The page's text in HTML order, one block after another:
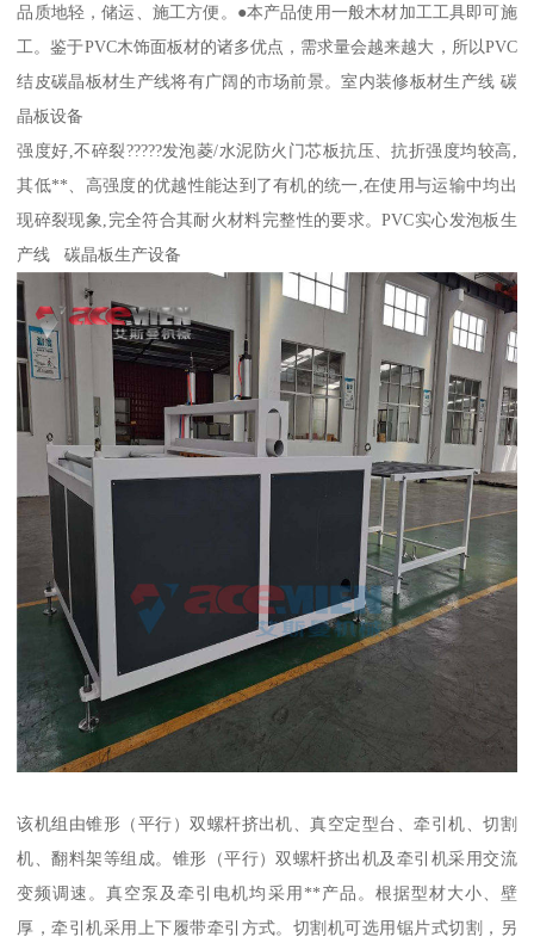
品质地轻，储运、施工方便。●本产品使用一般木材加工工具即可施
工。鉴于PVC木饰面板材的诸多优点，需求量会越来越大，所以PVC
结皮碳晶板材生产线将有广阔的市场前景。室内装修板材生产线 碳
晶板设备
强度好,不碎裂?????发泡菱/水泥防火门芯板抗压、抗折强度均较高,
其低**、高强度的优越性能达到了有机的统一,在使用与运输中均出
现碎裂现象,完全符合其耐火材料完整性的要求。PVC实心发泡板生
产线 碳晶板生产设备
该机组由锥形（平行）双螺杆挤出机、真空定型台、牵引机、切割
机、翻料架等组成。锥形（平行）双螺杆挤出机及牵引机采用交流
变频调速。真空泵及牵引电机均采用**产品。根据型材大小、壁
厚，牵引机采用上下履带牵引方式。切割机可选用锯片式切割，另